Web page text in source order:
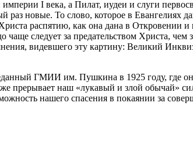
I века, а Пилат, иудеи и слуги
новые. То слово, которое в Евангелиях
распятию, как она дана в Откровении
следует за предательством Христа,
видевшего эту картину: Великий
ГМИИ им. Пушкина в 1925 году, где
прерывает наш «лукавый и злой обычай»
нашего спасения в покаянии за